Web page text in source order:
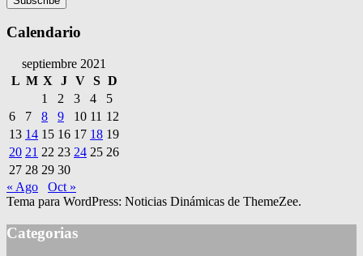
Calendario
septiembre 2021
L M X J V S D
1
2 3 4
5
6
7 8 9 10 11 12
13 14 15 16 17 18 19
20 21 22 23 24 25 26
27 28 29 30
« Ago
Oct »
Tema para WordPress: Noticias Dinámicas de ThemeZee.
Categorias